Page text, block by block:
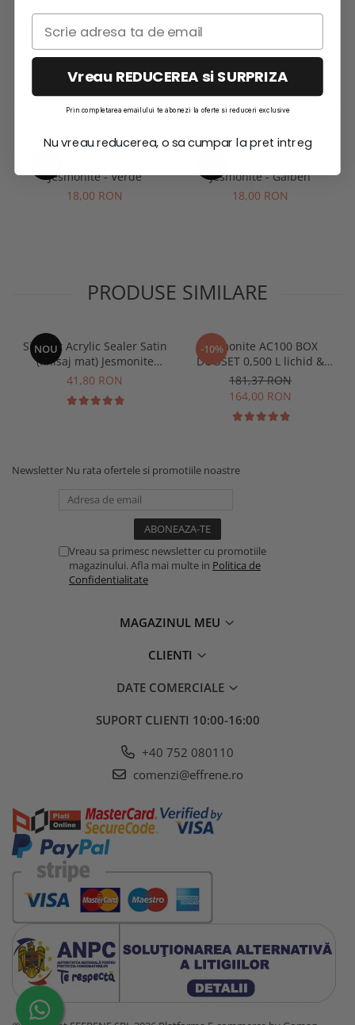
RECOMANDARI
Jesmonite - Verde
18,00 RON
Jesmonite - Galben
18,00 RON
PRODUSE SIMILARE
NOU
Sigilant Acrylic Sealer Satin
(finisaj mat) Jesmonite
pentru AC100 50 gr
41,80 RON
-10%
Jesmonite AC100 BOX
DUOSET 0,500 L lichid &
1250 Kg Baza
181,37 RON
164,00 RON
Newsletter Nu rata ofertele si promotiile noastre
Vreau sa primesc newsletter cu promotiile
magazinului. Afla mai multe in Politica de
Confidentialitate
MAGAZINUL MEU
CLIENTI
DATE COMERCIALE
SUPORT CLIENTI 10:00-16:00
+40 752 080110
comenzi@effrene.ro
Vreau REDUCEREA si SURPRIZA
Prin completarea emailului te abonezi la oferte si reduceri exclusive
Nu vreau reducerea, o sa cumpar la pret intreg